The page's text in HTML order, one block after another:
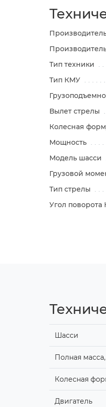
Тип техники
Тип КМУ
Вылет стрелы
Колесная
Мощность
Модель шасси
Грузовой
Тип стрелы
Угол
Шасси
Полная масса,
Колесная
Двигатель